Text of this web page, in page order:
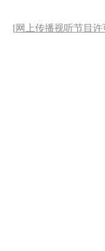
[网上传播视听节目许